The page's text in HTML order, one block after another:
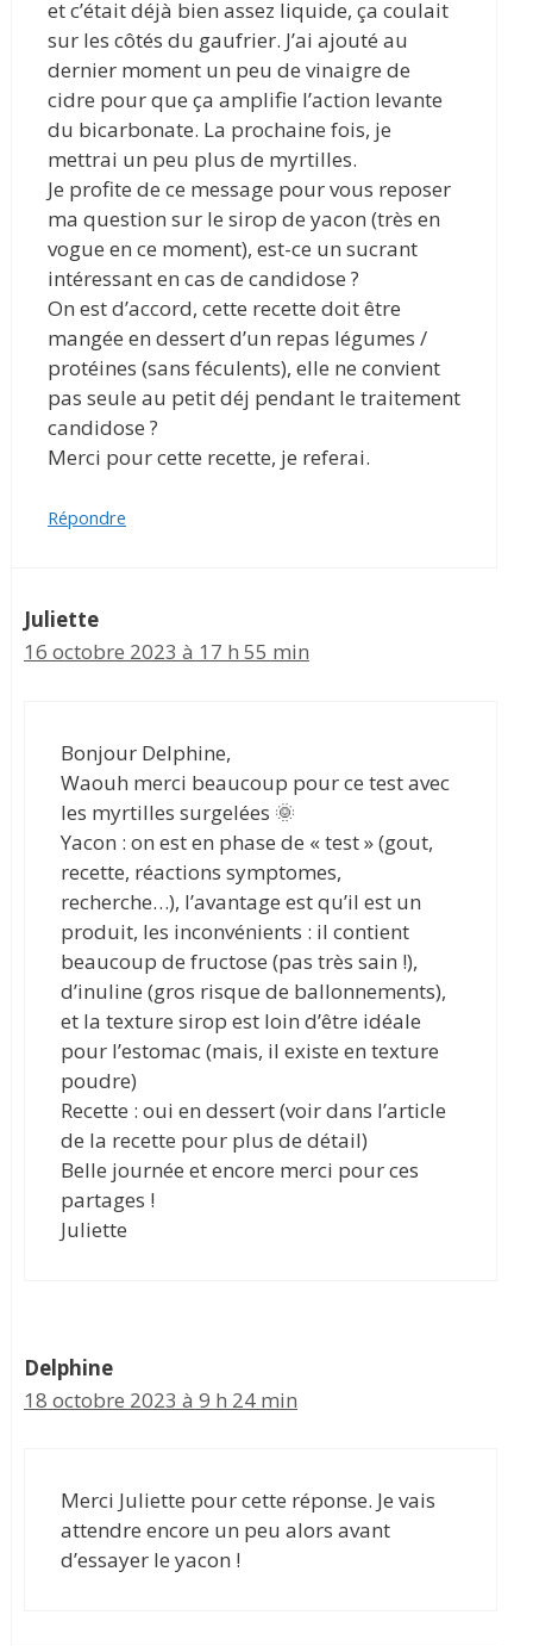
et c’était déjà bien assez liquide, ça coulait
sur les côtés du gaufrier. J’ai ajouté au
dernier moment un peu de vinaigre de
cidre pour que ça amplifie l’action levante
du bicarbonate. La prochaine fois, je
mettrai un peu plus de myrtilles.
Je profite de ce message pour vous reposer
ma question sur le sirop de yacon (très en
vogue en ce moment), est-ce un sucrant
intéressant en cas de candidose ?
On est d’accord, cette recette doit être
mangée en dessert d’un repas légumes /
protéines (sans féculents), elle ne convient
pas seule au petit déj pendant le traitement
candidose ?
Merci pour cette recette, je referai.
Répondre
Juliette
16 octobre 2023 à 17 h 55 min
Bonjour Delphine,
Waouh merci beaucoup pour ce test avec
les myrtilles surgelées 🌞
Yacon : on est en phase de « test » (gout,
recette, réactions symptomes,
recherche…), l’avantage est qu’il est un
produit, les inconvénients : il contient
beaucoup de fructose (pas très sain !),
d’inuline (gros risque de ballonnements),
et la texture sirop est loin d’être idéale
pour l’estomac (mais, il existe en texture
poudre)
Recette : oui en dessert (voir dans l’article
de la recette pour plus de détail)
Belle journée et encore merci pour ces
partages !
Juliette
Delphine
18 octobre 2023 à 9 h 24 min
Merci Juliette pour cette réponse. Je vais
attendre encore un peu alors avant
d’essayer le yacon !